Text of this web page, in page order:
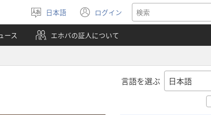
言
語
を
選
日本語 ログイン
（新
し
い
タ
で
ース エホバの証人について
言語を選ぶ